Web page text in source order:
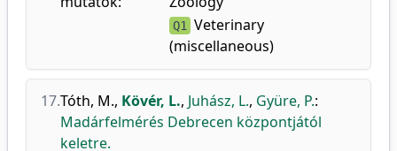
Q1
Veterinary
(miscellaneous)
17.Tóth, M., Kövér, L., Juhász, L., Gyüre, P.:
Madárfelmérés Debrecen központjától
keletre.